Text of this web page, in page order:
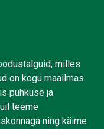
milles
on kogu maailmas
puhkuse ja
teeme
ning käime